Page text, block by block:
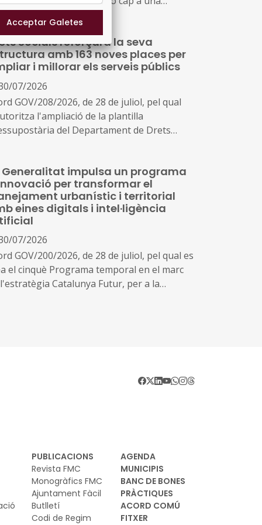
Socials reforçarà la seva
amb 163 noves places per
i millorar els serveis públics
07/2026
GOV/208/2026, de 28 de juliol, pel qual
l'ampliació de la plantilla
del Departament de Drets
Generalitat impulsa un programa
per transformar el
urbanístic i territorial
eines digitals i intel·ligència
07/2026
GOV/200/2026, de 28 de juliol, pel qual es
el cinquè Programa temporal en el marc
Catalunya Futur, per a la
PUBLICACIONS
Revista FMC
Monogràfics FMC
Ajuntament Fàcil
Butlletí
Codi de Regim
AGENDA
MUNICIPIS
BANC DE BONES
PRÀCTIQUES
ACORD COMÚ
FITXER